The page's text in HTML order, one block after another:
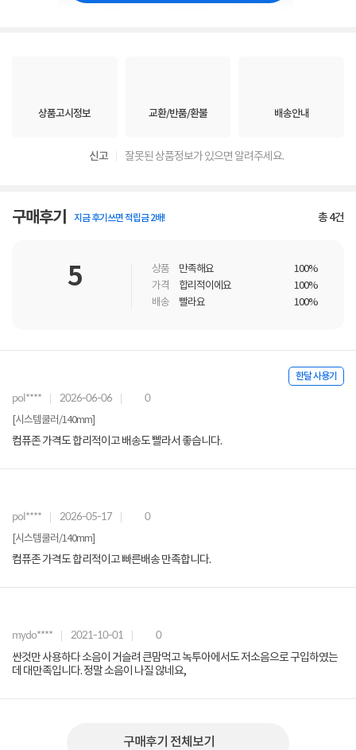
상품고시정보 교환/반품/환불 배송안내
신고 잘못된 상품정보가 있으면 알려주세요.
구매후기 지금 후기쓰면 적립금 2배! 총4건
5 상품 만족해요
100%
가격
합리적이에요
100%
배송
빨라요 100%
한달 사용기
pol**** 2026-06-06 0
[시스템쿨러/140mm]
컴퓨존 가격도 합리적이고 배송도 빨라서 좋습니다.
pol**** 2026-05-17 0
[시스템쿨러/140mm]
컴퓨존 가격도 합리적이고 빠른배송 만족합니다.
mydo**** 2021-10-01 0
싼것만 사용하다 소음이 거슬려 큰맘먹고 녹투아에서도 저소음으로 구입하였는
데 대만족입니다. 정말 소음이 나질 않네요,
구매후기 전체보기